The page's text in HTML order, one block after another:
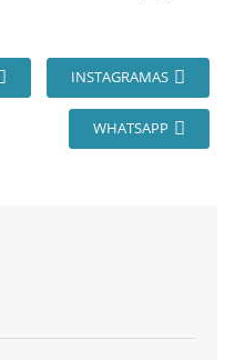
INSTAGRAMAS
WHATSAPP